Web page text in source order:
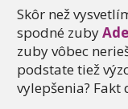
Skôr než
spodné zuby
zuby vôbec
podstate tiež
vylepšenia? Fakt